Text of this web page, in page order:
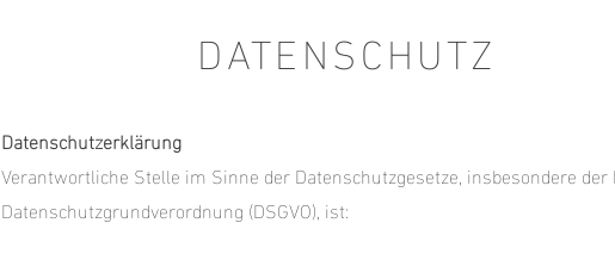
DATENSCHUTZ
Datenschutzerklärung
Verantwortliche Stelle im Sinne der Datenschutzgesetze, insbesondere der
Datenschutzgrundverordnung (DSGVO), ist: